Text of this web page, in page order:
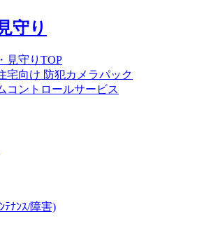
守り
見守りTOP
宅向け 防犯カメラパック
コントロールサービス
ﾃﾅﾝｽ/障害)